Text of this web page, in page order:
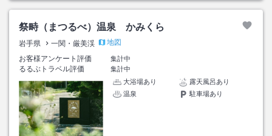
祭畤（まつるべ）温泉 かみくら
岩手県 一関・厳美渓
地図
お客様アンケート評価
集計中
るるぶトラベル評価
集計中
大浴場あり
露天風呂あり
温泉
駐車場あり